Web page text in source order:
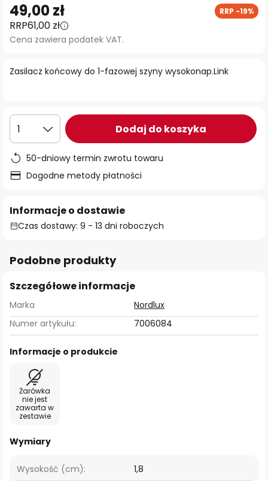
na
początek
galerii
Zasilacz końcowy do 1-fazowej szyny wysokonap.Link
49,00 zł RRP -19%
RRP61,00 zł
Cena zawiera podatek VAT.
1 Dodaj do koszyka
50-dniowy termin zwrotu towaru
Dogodne metody płatności
Informacje o dostawie
Czas dostawy: 9 - 13 dni roboczych
Podobne produkty
Szczegółowe informacje
Marka
Nordlux
Numer artykułu:
7006084
Informacje o produkcie
Żarówka
nie jest
zawarta w
zestawie
Wymiary
Wysokość (cm): 1,8